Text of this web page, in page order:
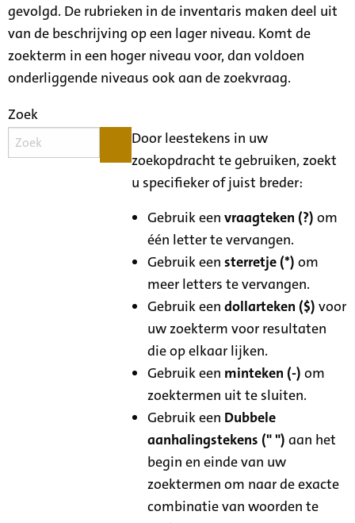
gevolgd. De rubrieken in de inventaris maken deel uit
van de beschrijving op een lager niveau. Komt de
zoekterm in een hoger niveau voor, dan voldoen
onderliggende niveaus ook aan de zoekvraag.
Zoek
Door leestekens in uw
zoekopdracht te gebruiken, zoekt
u specifieker of juist breder:
Gebruik eenvraagteken (?) om
één letter te vervangen.
Gebruik eensterretje (*) om
meer letters te vervangen.
Gebruik eendollarteken ($) voor
uw zoekterm voor resultaten
die op elkaar lijken.
Gebruik een minteken (-) om
zoektermen uit te sluiten.
Gebruik een Dubbele
aanhalingstekens (" ") aan het
begin en einde van uw
zoektermen om naar de exacte
combinatie van woorden te